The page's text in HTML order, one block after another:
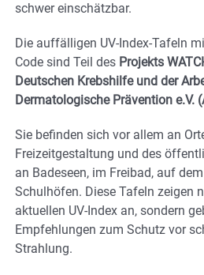
schwer einschätzbar.
Die auffälligen UV-Index-Tafeln
Code sind Teil des Projekts
Deutschen Krebshilfe und der
Dermatologische Prävention e.V.
Sie befinden sich vor allem an
Freizeitgestaltung und des
an Badeseen, im Freibad, auf
Schulhöfen. Diese Tafeln zeigen
aktuellen UV-Index an, sondern
Empfehlungen zum Schutz vor
Strahlung.